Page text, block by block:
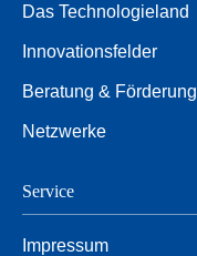
Das Technologieland
Innovationsfelder
Beratung & Förderung
Netzwerke
Service
Impressum